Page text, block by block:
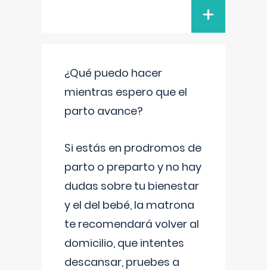
+
¿Qué puedo hacer
mientras espero que el
parto avance?
Si estás en prodromos de
parto o preparto y no hay
dudas sobre tu bienestar
y el del bebé, la matrona
te recomendará volver al
domicilio, que intentes
descansar, pruebes a